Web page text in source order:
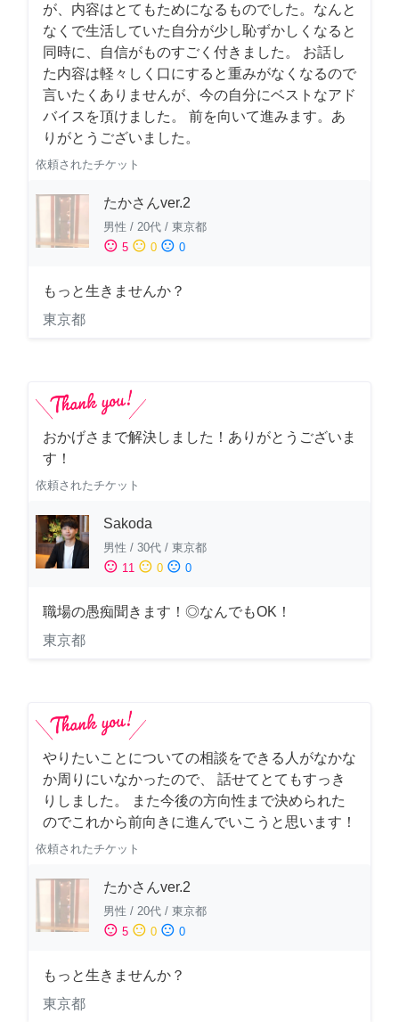
が、内容はとてもためになるものでした。なんと
なくで生活していた自分が少し恥ずかしくなると
同時に、自信がものすごく付きました。 お話し
た内容は軽々しく口にすると重みがなくなるので
言いたくありませんが、今の自分にベストなアド
バイスを頂けました。 前を向いて進みます。あ
りがとうございました。
依頼されたチケット
たかさんver.2
男性 / 20代 / 東京都
sentiment_satisfied 5 sentiment_neutral 0 sentiment_dissatisfied 0
もっと生きませんか？
東京都
おかげさまで解決しました！ありがとうございま
す！
依頼されたチケット
Sakoda
男性 / 30代 / 東京都
sentiment_satisfied 11 sentiment_neutral 0 sentiment_dissatisfied 0
職場の愚痴聞きます！◎なんでもOK！
東京都
やりたいことについての相談をできる人がなかな
か周りにいなかったので、 話せてとてもすっき
りしました。 また今後の方向性まで決められた
のでこれから前向きに進んでいこうと思います！
依頼されたチケット
たかさんver.2
男性 / 20代 / 東京都
sentiment_satisfied 5 sentiment_neutral 0 sentiment_dissatisfied 0
もっと生きませんか？
東京都